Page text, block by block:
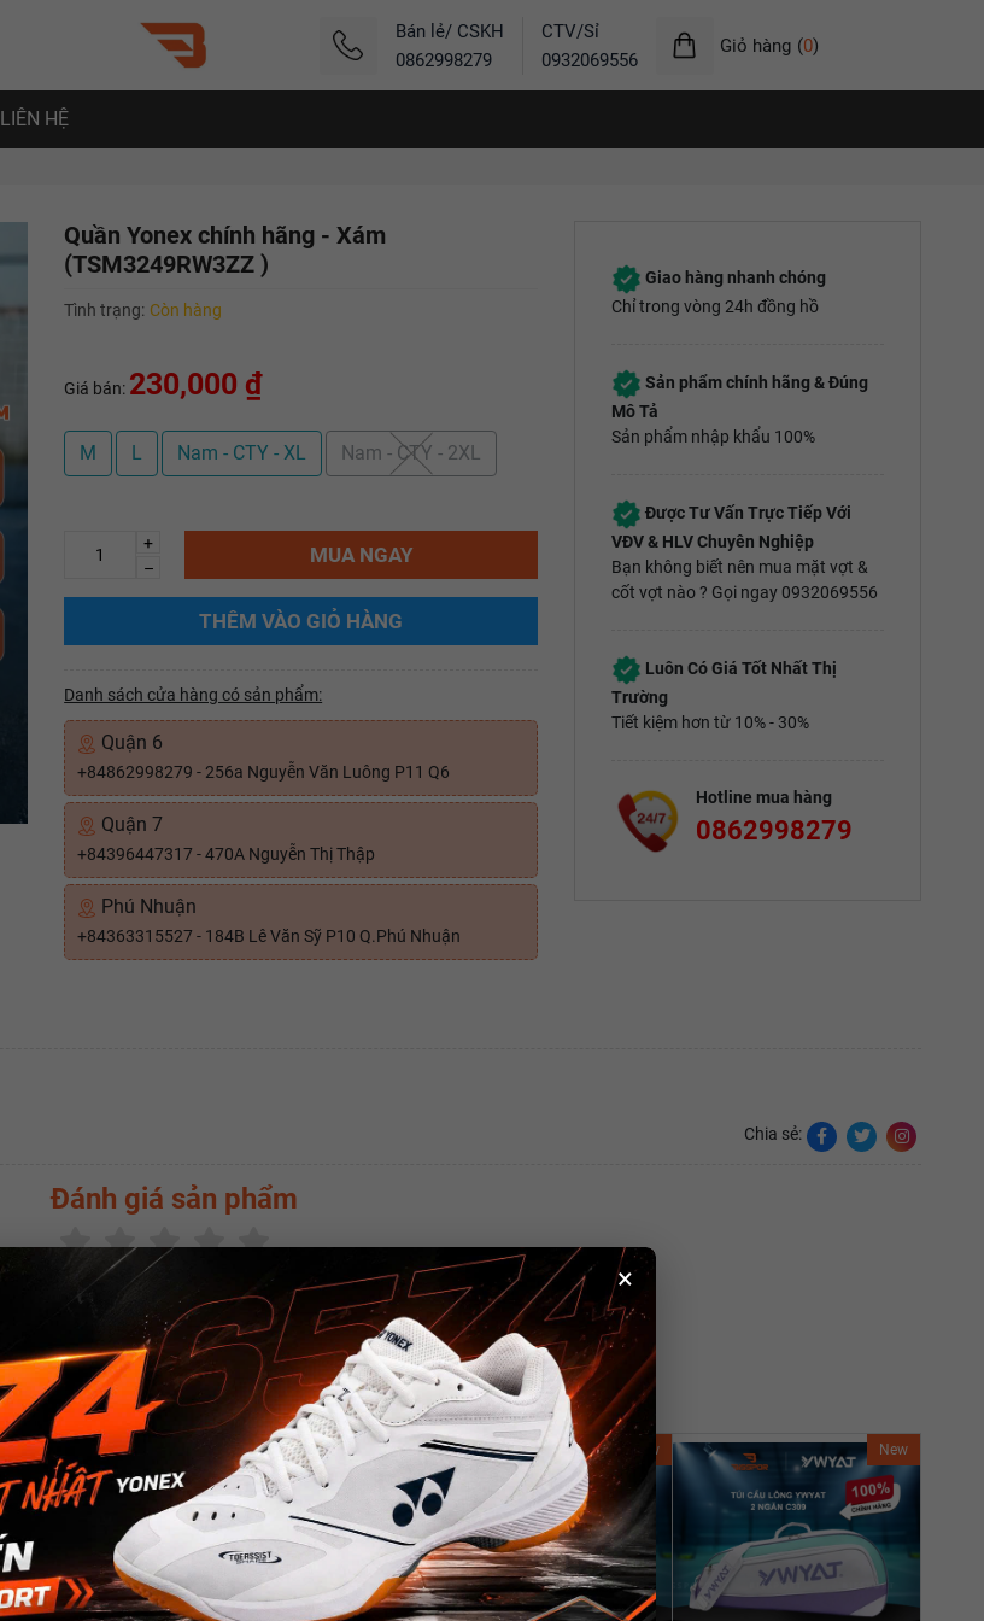
×
Bán lẻ/ CSKH
0862998279
CTV/Sỉ
0932069556
Giỏ hàng (0)
LIÊN HỆ
Quần Yonex chính hãng - Xám
(TSM3249RW3ZZ )
Tình trạng: Còn hàng
Giá bán: 230,000 ₫
M L Nam - CTY - XL Nam - CTY - 2XL
+
–
MUA NGAY
THÊM VÀO GIỎ HÀNG
Danh sách cửa hàng có sản phẩm:
Quận 6
+84862998279 - 256a Nguyễn Văn Luông P11 Q6
Quận 7
+84396447317 - 470A Nguyễn Thị Thập
Phú Nhuận
+84363315527 - 184B Lê Văn Sỹ P10 Q.Phú Nhuận
Giao hàng nhanh chóng
Chỉ trong vòng 24h đồng hồ
Sản phẩm chính hãng & Đúng
Mô Tả
Sản phẩm nhập khẩu 100%
Được Tư Vấn Trực Tiếp Với
VĐV & HLV Chuyên Nghiệp
Bạn không biết nên mua mặt vợt &
cốt vợt nào ? Gọi ngay 0932069556
Luôn Có Giá Tốt Nhất Thị
Trường
Tiết kiệm hơn từ 10% - 30%
Hotline mua hàng
0862998279
Chia sẻ:
Đánh giá sản phẩm
( /5 -
SẢN PHẨM CÙNG LOẠI
New New New New